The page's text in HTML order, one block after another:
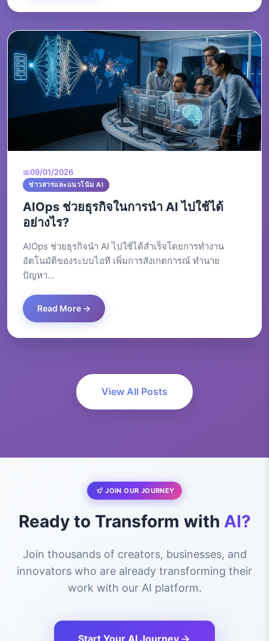
09/01/2026
ข่าวสารและแนวโน้ม AI
AIOps ช่วยธุรกิจในการนำ AI ไปใช้ได้
อย่างไร?
AIOps ช่วยธุรกิจนำ AI ไปใช้ได้สำเร็จโดยการทำงาน
อัตโนมัติของระบบไอที เพิ่มการสังเกตการณ์ ทำนาย
ปัญหา...
Read More →
View All Posts
JOIN OUR JOURNEY
Ready to Transform with AI?
Join thousands of creators, businesses, and
innovators who are already transforming their
work with our AI platform.
Start Your AI Journey